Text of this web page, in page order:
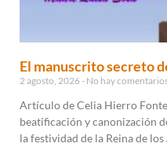
El manuscrito secreto
2 agosto, 2026 No hay
Artículo de Celia Hierro
beatificación y canonización
la festividad de la Reina de los